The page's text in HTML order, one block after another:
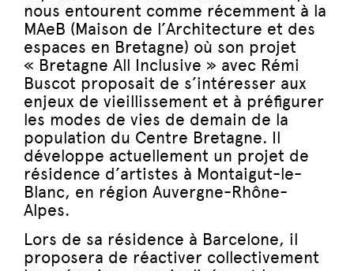
nous entourent comme récemment à la
MAeB (Maison de l’Architecture et des
espaces en Bretagne) où son projet
« Bretagne All Inclusive » avec Rémi
Buscot proposait de s’intéresser aux
enjeux de vieillissement et à préfigurer
les modes de vies de demain de la
population du Centre Bretagne. Il
développe actuellement un projet de
résidence d’artistes à Montaigut-le-
Blanc, en région Auvergne-Rhône-
Alpes.
Lors de sa résidence à Barcelone, il
proposera de réactiver collectivement